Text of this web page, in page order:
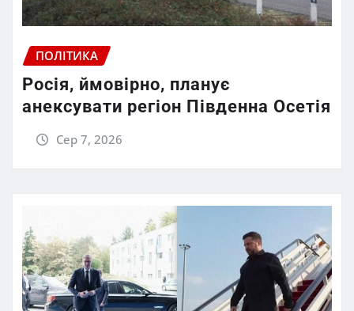
ПОЛІТИКА
Росія, ймовірно, планує
анексувати регіон Південна Осетія
Сер 7, 2026